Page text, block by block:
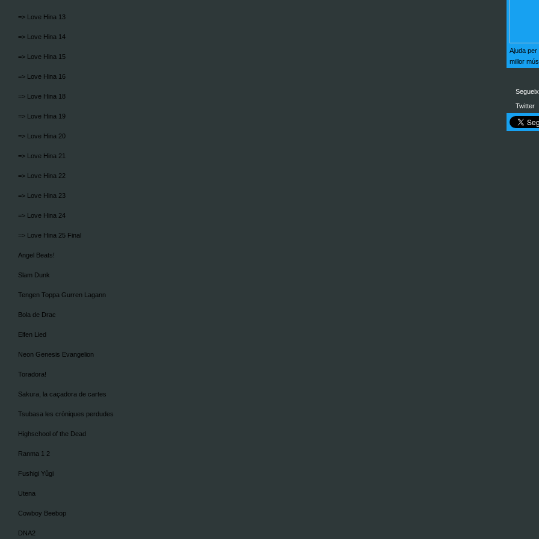
=> Love Hina 13
=> Love Hina 14
=> Love Hina 15
=> Love Hina 16
=> Love Hina 18
=> Love Hina 19
=> Love Hina 20
=> Love Hina 21
=> Love Hina 22
=> Love Hina 23
=> Love Hina 24
=> Love Hina 25 Final
Angel Beats!
Slam Dunk
Tengen Toppa Gurren Lagann
Bola de Drac
Elfen Lied
Neon Genesis Evangelion
Toradora!
Sakura, la caçadora de cartes
Tsubasa les cròniques perdudes
Highschool of the Dead
Ranma 1 2
Fushigi Yûgi
Utena
Cowboy Beebop
DNA2
Ajuda per
millor
Twitter